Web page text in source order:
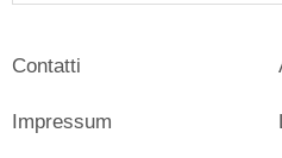
Contatti
Impressum